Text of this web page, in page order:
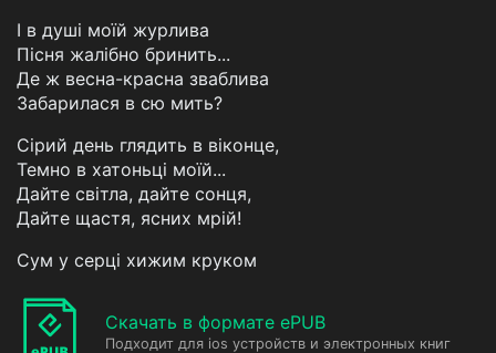
І в душі моїй журлива
Пісня жалібно бринить...
Де ж весна-красна зваблива
Забарилася в сю мить?
Сірий день глядить в віконце,
Темно в хатоньці моїй...
Дайте світла, дайте сонця,
Дайте щастя, ясних мрій!
Сум у серці хижим круком
Скачать в формате ePUB
Подходит для ios устройств и электронных книг